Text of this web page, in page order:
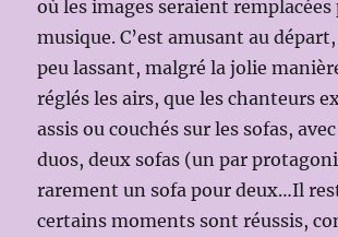
où les images seraient remplacées
musique. C’est amusant au
peu lassant, malgré la jolie
réglés les airs, que les chanteurs
assis ou couchés sur les sofas,
duos, deux sofas (un par
rarement un sofa pour deux…Il
certains moments sont réussis,